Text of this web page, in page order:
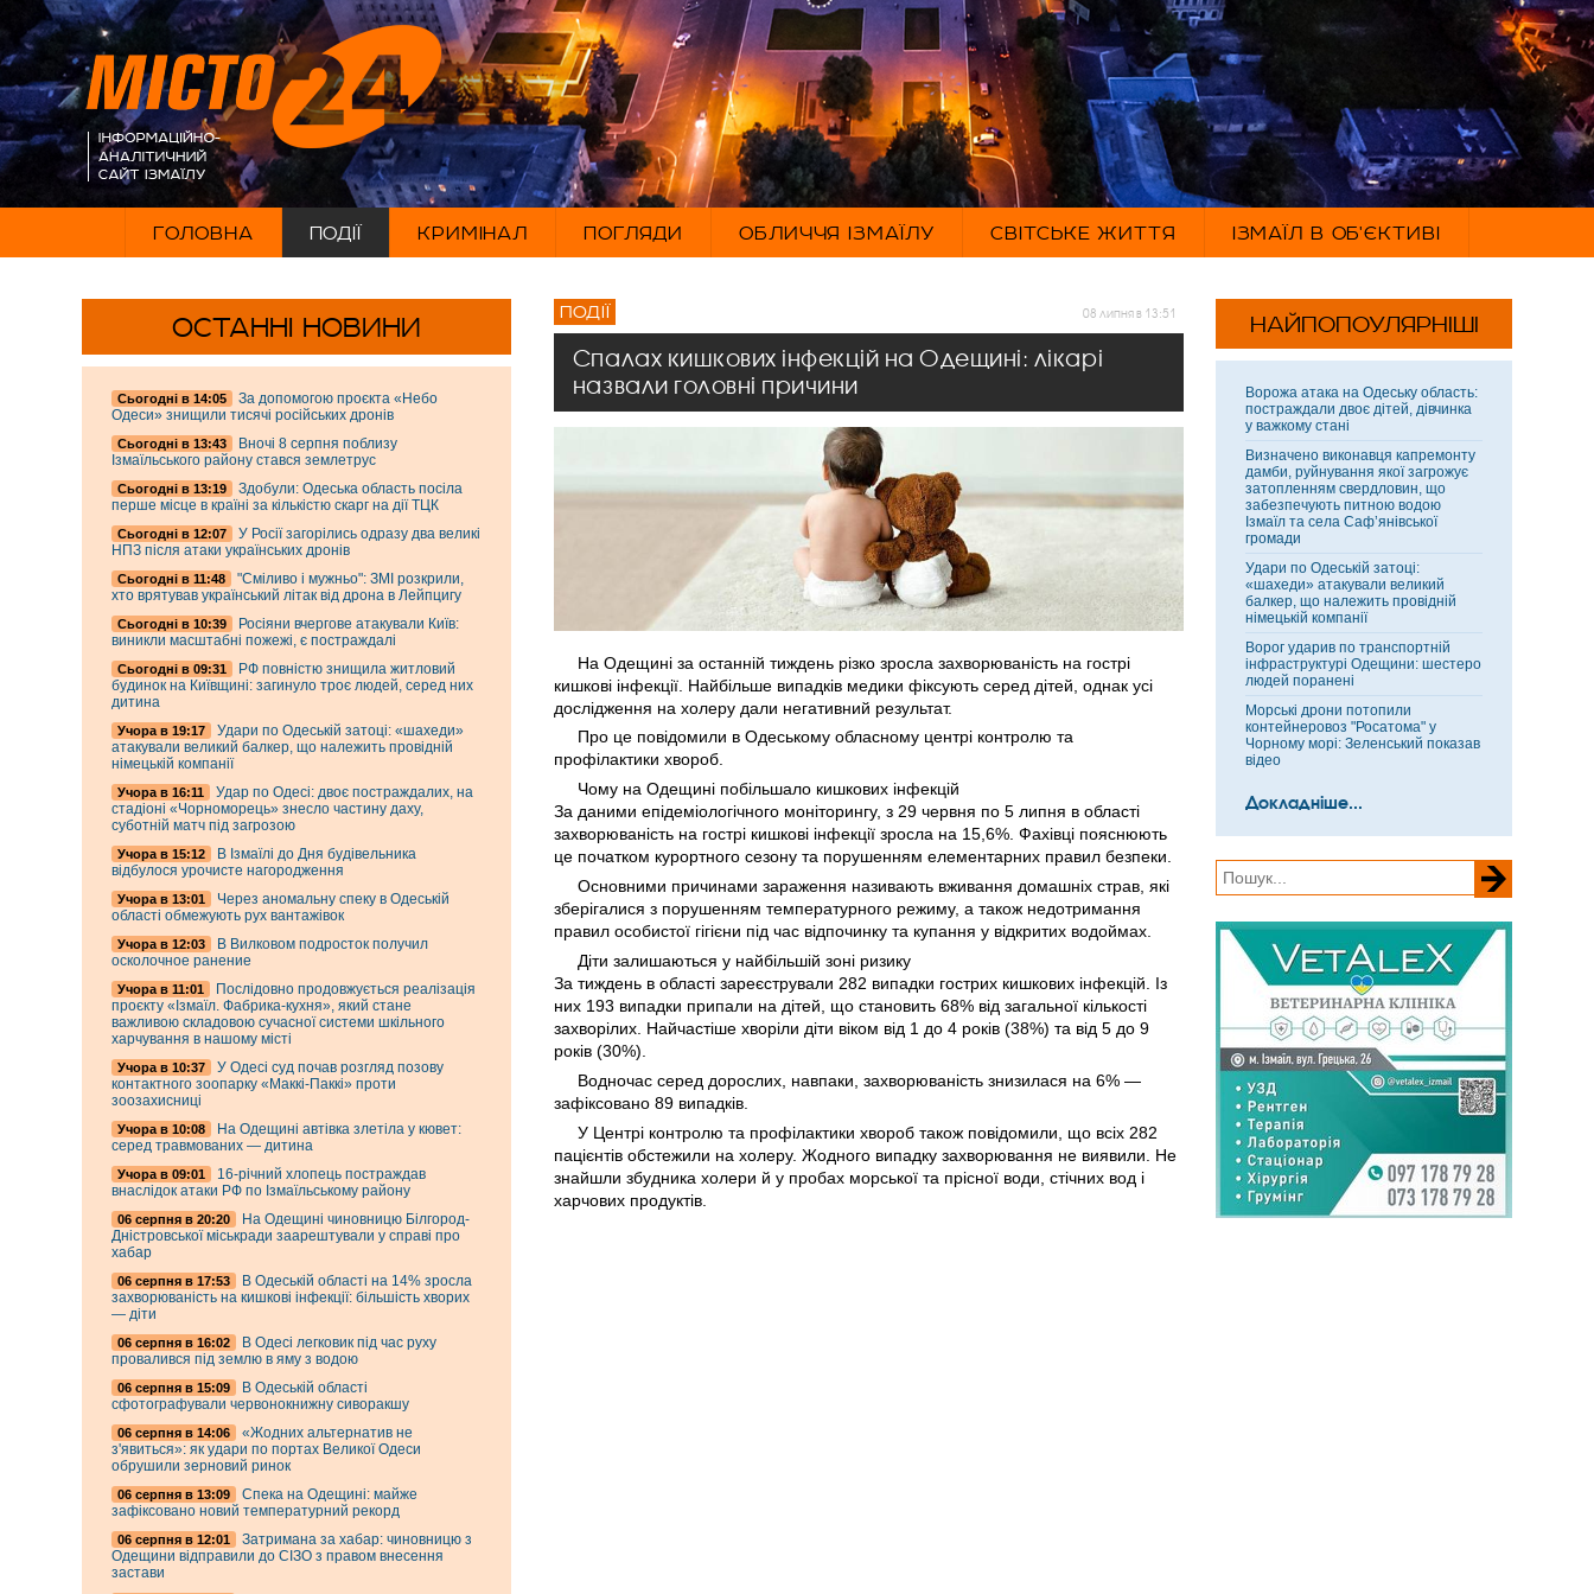
ГОЛОВНА ПОДІЇ КРИМІНАЛ ПОГЛЯДИ ОБЛИЧЧЯ ІЗМАЇЛУ СВІТСЬКЕ ЖИТТЯ ІЗМАЇЛ В ОБ'ЄКТИВІ
ОСТАННІ НОВИНИ
Cьогодні в 14:05
За допомогою проєкта «Небо
Одеси» знищили тисячі російських дронів
Cьогодні в 13:43
Вночі 8 серпня поблизу
Ізмаїльського району стався землетрус
Cьогодні в 13:19
Здобули: Одеська область посіла
перше місце в країні за кількістю скарг на дії ТЦК
Cьогодні в 12:07
У Росії загорілись одразу два великі
НПЗ після атаки українських дронів
Cьогодні в 11:48
"Сміливо і мужньо": ЗМІ розкрили,
хто врятував український літак від дрона в Лейпцигу
Cьогодні в 10:39
Росіяни вчергове атакували Київ:
виникли масштабні пожежі, є постраждалі
Cьогодні в 09:31
РФ повністю знищила житловий
будинок на Київщині: загинуло троє людей, серед них
дитина
Учора в 19:17
Удари по Одеській затоці: «шахеди»
атакували великий балкер, що належить провідній
німецькій компанії
Учора в 16:11
Удар по Одесі: двоє постраждалих, на
стадіоні «Чорноморець» знесло частину даху,
суботній матч під загрозою
Учора в 15:12
В Ізмаїлі до Дня будівельника
відбулося урочисте нагородження
Учора в 13:01
Через аномальну спеку в Одеській
області обмежують рух вантажівок
Учора в 12:03
В Вилковом подросток получил
осколочное ранение
Учора в 11:01
Послідовно продовжується реалізація
проєкту «Ізмаїл. Фабрика-кухня», який стане
важливою складовою сучасної системи шкільного
харчування в нашому місті
Учора в 10:37
У Одесі суд почав розгляд позову
контактного зоопарку «Маккі-Паккі» проти
зоозахисниці
Учора в 10:08
На Одещині автівка злетіла у кювет:
серед травмованих — дитина
Учора в 09:01
16-річний хлопець постраждав
внаслідок атаки РФ по Ізмаїльському району
06 серпня в 20:20
На Одещині чиновницю Білгород-
Дністровської міськради заарештували у справі про
хабар
06 серпня в 17:53
В Одеській області на 14% зросла
захворюваність на кишкові інфекції: більшість хворих
— діти
06 серпня в 16:02
В Одесі легковик під час руху
провалився під землю в яму з водою
06 серпня в 15:09
В Одеській області
сфотографували червонокнижну сиворакшу
06 серпня в 14:06
«Жодних альтернатив не
з'явиться»: як удари по портах Великої Одеси
обрушили зерновий ринок
06 серпня в 13:09
Спека на Одещині: майже
зафіксовано новий температурний рекорд
06 серпня в 12:01
Затримана за хабар: чиновницю з
Одещини відправили до СІЗО з правом внесення
застави
ПОДІЇ 08 липня в 13:51
Спалах кишкових інфекцій на Одещині: лікарі
назвали головні причини
На Одещині за останній тиждень різко зросла захворюваність на гострі
кишкові інфекції. Найбільше випадків медики фіксують серед дітей, однак усі
дослідження на холеру дали негативний результат.
Про це повідомили в Одеському обласному центрі контролю та
профілактики хвороб.
Чому на Одещині побільшало кишкових інфекцій
За даними епідеміологічного моніторингу, з 29 червня по 5 липня в області
захворюваність на гострі кишкові інфекції зросла на 15,6%. Фахівці пояснюють
це початком курортного сезону та порушенням елементарних правил безпеки.
Основними причинами зараження називають вживання домашніх страв, які
зберігалися з порушенням температурного режиму, а також недотримання
правил особистої гігієни під час відпочинку та купання у відкритих водоймах.
Діти залишаються у найбільшій зоні ризику
За тиждень в області зареєстрували 282 випадки гострих кишкових інфекцій. Із
них 193 випадки припали на дітей, що становить 68% від загальної кількості
захворілих. Найчастіше хворіли діти віком від 1 до 4 років (38%) та від 5 до 9
років (30%).
Водночас серед дорослих, навпаки, захворюваність знизилася на 6% —
зафіксовано 89 випадків.
У Центрі контролю та профілактики хвороб також повідомили, що всіх 282
пацієнтів обстежили на холеру. Жодного випадку захворювання не виявили. Не
знайшли збудника холери й у пробах морської та прісної води, стічних вод і
харчових продуктів.
НАЙПОПОУЛЯРНІШІ
Ворожа атака на Одеську область:
постраждали двоє дітей, дівчинка
у важкому стані
Визначено виконавця капремонту
дамби, руйнування якої загрожує
затопленням свердловин, що
забезпечують питною водою
Ізмаїл та села Саф’янівської
громади
Удари по Одеській затоці:
«шахеди» атакували великий
балкер, що належить провідній
німецькій компанії
Ворог ударив по транспортній
інфраструктурі Одещини: шестеро
людей поранені
Морські дрони потопили
контейнеровоз "Росатома" у
Чорному морі: Зеленський показав
відео
Докладніше...